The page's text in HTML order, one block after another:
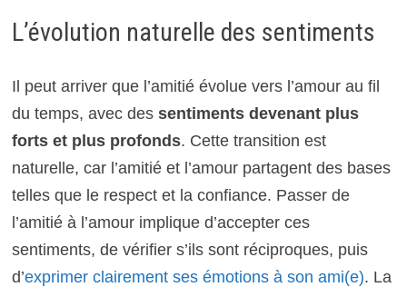
L’évolution naturelle des sentiments
Il peut arriver que l’amitié évolue vers l’amour au fil
du temps, avec des sentiments devenant plus
forts et plus profonds. Cette transition est
naturelle, car l’amitié et l’amour partagent des bases
telles que le respect et la confiance. Passer de
l’amitié à l’amour implique d’accepter ces
sentiments, de vérifier s’ils sont réciproques, puis
d’exprimer clairement ses émotions à son ami(e). La